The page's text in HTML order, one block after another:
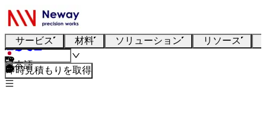
サービス 材料 ソリューション リソース
日本語
即時見積もりを取得